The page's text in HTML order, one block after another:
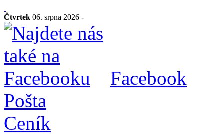
Čtvrtek 06. srpna 2026 -
Facebook
Pošta
Ceník